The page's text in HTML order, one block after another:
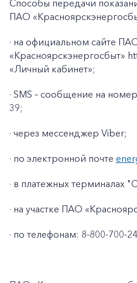
+7-800-700-24-57
Частным клиентам
Корпоративным
Способы передачи
ПАО
· на официальном сайте
«Красноярскэнергосбыт»
«Личный кабинет»;
· SMS – сообщение на
39;
· через мессенджер Viber;
· по электронной почте
· в платежных терминалах
· на участке ПАО
· по телефонам: 8-800-700-